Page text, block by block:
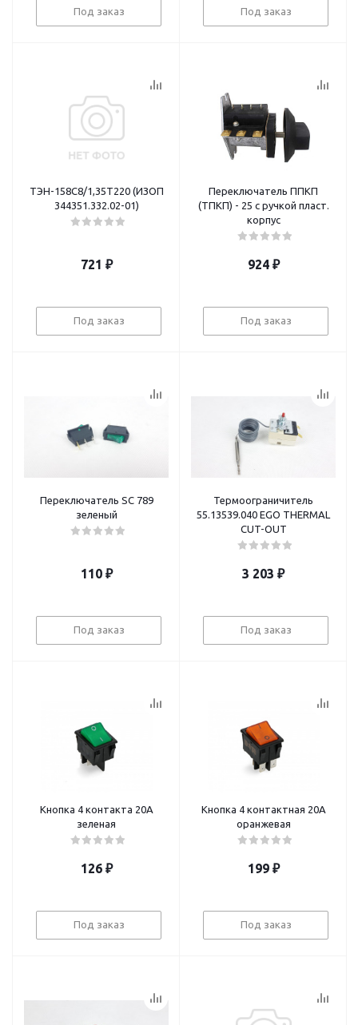
Под заказ Под заказ
ТЭН-158С8/1,35Т220 (ИЗОП
344351.332.02-01)
721 ₽
Под заказ
Переключатель ППКП
(ТПКП) - 25 с ручкой пласт.
корпус
924₽
Под заказ
Переключатель SC 789
зеленый
110₽
Под заказ
Термоограничитель
55.13539.040 EGO THERMAL
CUT-OUT
3 203 ₽
Под заказ
Кнопка 4 контакта 20А
зеленая
126₽
Под заказ
Кнопка 4 контактная 20А
оранжевая
199₽
Под заказ